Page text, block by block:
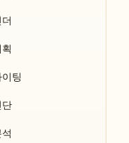
팅
단